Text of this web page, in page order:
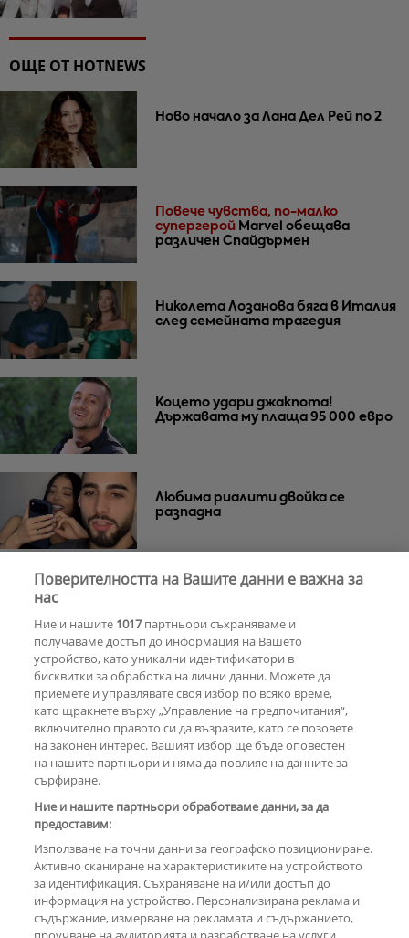
ОЩЕ ОТ HOTNEWS
Ново начало за Лана Дел Рей по 2
Повече чувства, по-малко
супергерой Marvel обещава
различен Спайдърмен
Николета Лозанова бяга в Италия
след семейната трагедия
Коцето удари джакпота!
Държавата му плаща 95 000 евро
Любима риалити двойка се
разпадна
за раздялата с Дара?
РЕКЛАМА
КОМЕНТАРИ
Поверителността на Вашите данни е важна за
нас
Ние и нашите 1017партньори съхраняваме и
получаваме достъп до информация на Вашето
устройство, като уникални идентификатори в
бисквитки за обработка на лични данни. Можете да
приемете и управлявате своя избор по всяко време,
като щракнете върху „Управление на предпочитания“,
включително правото си да възразите, като се позовете
на законен интерес. Вашият избор ще бъде оповестен
на нашите партньори и няма да повлияе на данните за
сърфиране.
Ние и нашите партньори обработваме данни, за да
предоставим:
Използване на точни данни за географско позициониране.
Активно сканиране на характеристиките на устройството
за идентификация. Съхраняване на и/или достъп до
информация на устройство. Персонализирана реклама и
съдържание, измерване на рекламата и съдържанието,